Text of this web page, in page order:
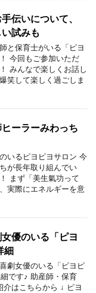
伝いについて、
試みも
と保育士がいる「ピヨ
今回もご参加いただ
みんなで楽しくお話し
笑して楽しく過ごしま
ーラーみわっち
いるピヨピヨサロン 今
が長年取り組んでい
まず「美生氣功って
実際にエネルギーを意
優のいる「ピヨ
細
劇女優のいる「ピヨピ
です♪ 助産師・保育
介はこちらから ↓ ピヨ